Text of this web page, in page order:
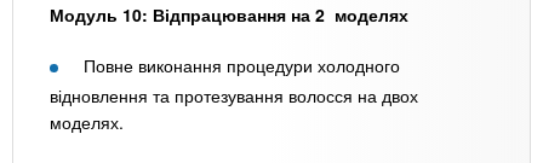
Модуль 10: Відпрацювання на 2 моделях
Повне виконання процедури холодного
відновлення та протезування волосся на двох
моделях.